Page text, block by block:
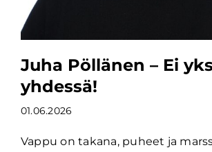
Juha Pöllänen – Ei
yhdessä!
01.06.2026
Vappu on takana, puheet ja